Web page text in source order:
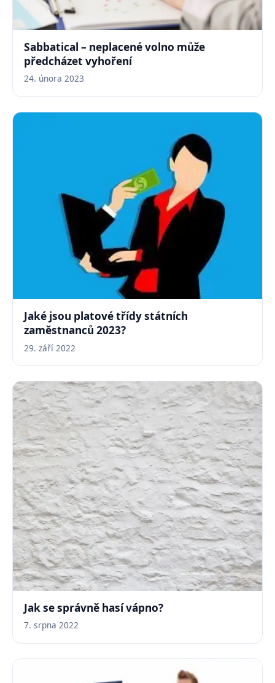
Sabbatical – neplacené volno může
předcházet vyhoření
24. února 2023
Jaké jsou platové třídy státních
zaměstnanců 2023?
29. září 2022
Jak se správně hasí vápno?
7. srpna 2022